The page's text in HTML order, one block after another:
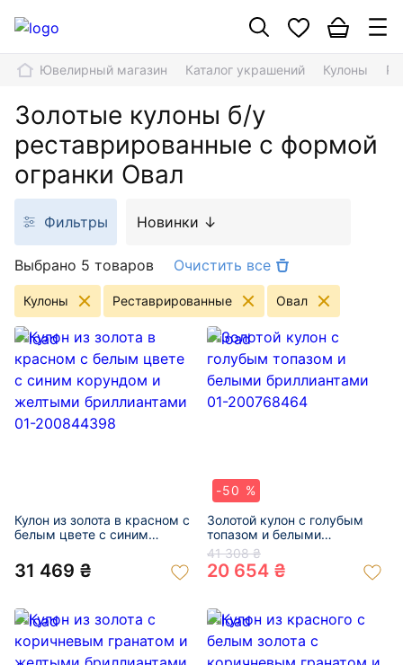
Ювелирный магазин Каталог украшений Кулоны
Золотые кулоны б/у
реставрированные с формой
огранки Овал
Выбрано 5 товаров Очистить все
Кулоны Реставрированные Овал
Фильтры Новинки ↓
Кулон из золота в красном с
белым цвете с синим
бриллиантами 01-
200844398
31 469 ₴
-50 %
Золотой кулон с голубым
топазом и белыми
бриллиантами 01-
200768464
41 308 ₴
20 654 ₴